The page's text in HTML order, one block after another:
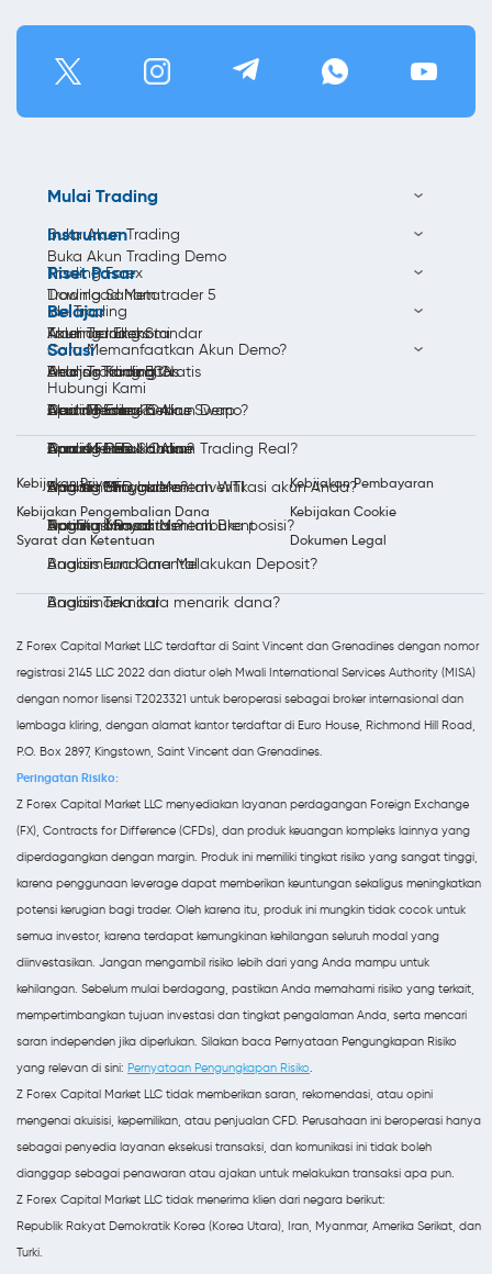
Kebijakan Privasi
Kebijakan Pembayaran
Kebijakan Pengembalian Dana
Kebijakan Cookie
Syarat dan Ketentuan
Dokumen Legal
Mulai Trading
Buka Akun Trading
Buka Akun Trading Demo
Download Metatrader 5
Akun Trading Standar
Akun Trading ECN
Akun Trading Bebas Swap
Bonus Forex
Instrumen
Trading Forex
Trading Saham
Trading Indeks
Trading Komoditas
Trading Emas Online
Trading Perak Online
Trading Minyak Mentah WTI
Trading Minyak Mentah Brent
Riset Pasar
Ide Trading
Kalender Ekonomi
Analisis Trading
Berita Pasar
Analisis Forex Harian
Analisis Mingguan
Notifikasi Pasar
Belajar
Cara Memanfaatkan Akun Demo?
Belajar Trading Gratis
Apa itu Forex?
Apa itu CFD Saham?
Apa itu CFD Indeks?
Apa itu Komoditas?
Analisis Fundamental
Analisis Teknikal
Solusi
Hubungi Kami
Cara Membuka Akun Demo?
Cara Membuka Akun Trading Real?
Bagaimana cara memverifikasi akun Anda?
Bagaimana cara membuka posisi?
Bagaimana Cara Melakukan Deposit?
Bagaimana cara menarik dana?
Z Forex Capital Market LLC terdaftar di Saint Vincent dan Grenadines dengan nomor
registrasi 2145 LLC 2022 dan diatur oleh Mwali International Services Authority (MISA)
dengan nomor lisensi T2023321 untuk beroperasi sebagai broker internasional dan
lembaga kliring, dengan alamat kantor terdaftar di Euro House, Richmond Hill Road,
P.O. Box 2897, Kingstown, Saint Vincent dan Grenadines.
Peringatan Risiko:
Z Forex Capital Market LLC menyediakan layanan perdagangan Foreign Exchange
(FX), Contracts for Difference (CFDs), dan produk keuangan kompleks lainnya yang
diperdagangkan dengan margin. Produk ini memiliki tingkat risiko yang sangat tinggi,
karena penggunaan leverage dapat memberikan keuntungan sekaligus meningkatkan
potensi kerugian bagi trader. Oleh karena itu, produk ini mungkin tidak cocok untuk
semua investor, karena terdapat kemungkinan kehilangan seluruh modal yang
diinvestasikan. Jangan mengambil risiko lebih dari yang Anda mampu untuk
kehilangan. Sebelum mulai berdagang, pastikan Anda memahami risiko yang terkait,
mempertimbangkan tujuan investasi dan tingkat pengalaman Anda, serta mencari
saran independen jika diperlukan. Silakan baca Pernyataan Pengungkapan Risiko
yang relevan di sini: Pernyataan Pengungkapan Risiko.
Z Forex Capital Market LLC tidak memberikan saran, rekomendasi, atau opini
mengenai akuisisi, kepemilikan, atau penjualan CFD. Perusahaan ini beroperasi hanya
sebagai penyedia layanan eksekusi transaksi, dan komunikasi ini tidak boleh
dianggap sebagai penawaran atau ajakan untuk melakukan transaksi apa pun.
Z Forex Capital Market LLC tidak menerima klien dari negara berikut:
Republik Rakyat Demokratik Korea (Korea Utara), Iran, Myanmar, Amerika Serikat, dan
Turki.